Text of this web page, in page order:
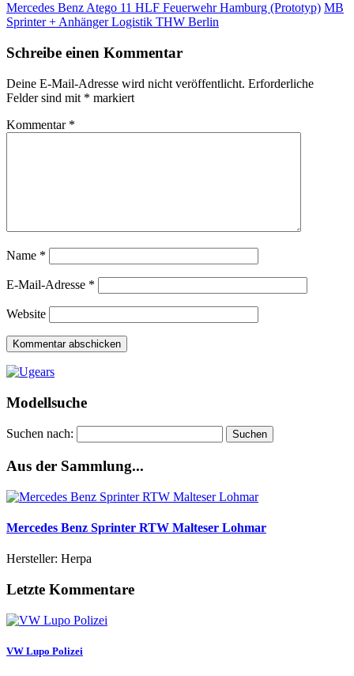
Mercedes Benz Atego 11 HLF Feuerwehr Hamburg (Prototyp) MB
Sprinter + Anhänger Logistik THW Berlin
Schreibe einen Kommentar
Deine E-Mail-Adresse wird nicht veröffentlicht. Erforderliche
Felder sind mit * markiert
Kommentar *
Name *
E-Mail-Adresse *
Website
Modellsuche
Suchen nach:
Aus der Sammlung...
Mercedes Benz Sprinter RTW Malteser Lohmar
Hersteller: Herpa
Letzte Kommentare
VW Lupo Polizei